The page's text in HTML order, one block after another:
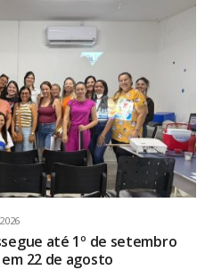
até 1º de setembro
22 de agosto